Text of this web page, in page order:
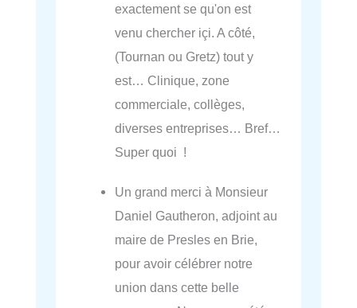
exactement se qu'on est
venu chercher içi. A côté,
(Tournan ou Gretz) tout y
est… Clinique, zone
commerciale, collèges,
diverses entreprises… Bref…
Super quoi !
Un grand merci à Monsieur
Daniel Gautheron, adjoint au
maire de Presles en Brie,
pour avoir célébrer notre
union dans cette belle